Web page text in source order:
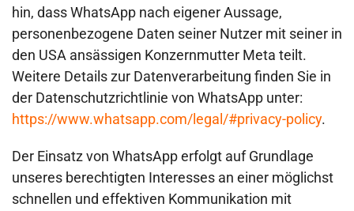
hin, dass WhatsApp nach eigener Aussage,
personenbezogene Daten seiner Nutzer mit seiner in
den USA ansässigen Konzernmutter Meta teilt.
Weitere Details zur Datenverarbeitung finden Sie in
der Datenschutzrichtlinie von WhatsApp unter:
https://www.whatsapp.com/legal/#privacy-policy.
Der Einsatz von WhatsApp erfolgt auf Grundlage
unseres berechtigten Interesses an einer möglichst
schnellen und effektiven Kommunikation mit